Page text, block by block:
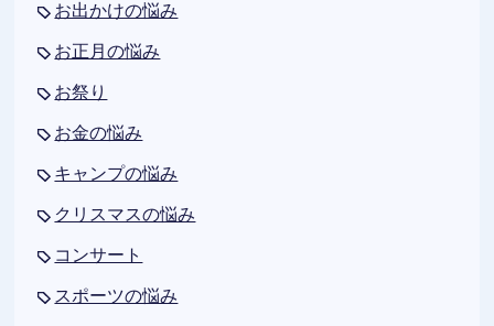
お出かけの悩み
お正月の悩み
お祭り
お金の悩み
キャンプの悩み
クリスマスの悩み
コンサート
スポーツの悩み